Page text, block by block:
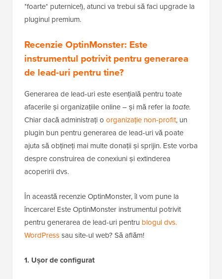
*foarte* puternice!), atunci va trebui să faci upgrade la
pluginul premium.
Recenzie OptinMonster: Este
instrumentul potrivit pentru generarea
de lead-uri pentru tine?
Generarea de lead-uri este esențială pentru toate
afacerile și organizațiile online – și mă refer la toate.
Chiar dacă administrați o organizație non-profit, un
plugin bun pentru generarea de lead-uri vă poate
ajuta să obțineți mai multe donații și sprijin. Este vorba
despre construirea de conexiuni și extinderea
acoperirii dvs.
În această recenzie OptinMonster, îl vom pune la
încercare! Este OptinMonster instrumentul potrivit
pentru generarea de lead-uri pentru blogul dvs.
WordPresssau site-ul web? Să aflăm!
1. Ușor de configurat